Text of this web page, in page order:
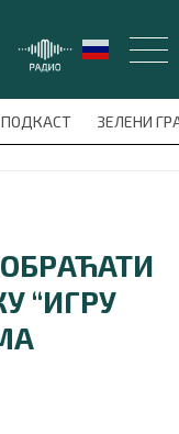
ПОДКАСТ ЗЕЛЕНИ
“ИГРУ